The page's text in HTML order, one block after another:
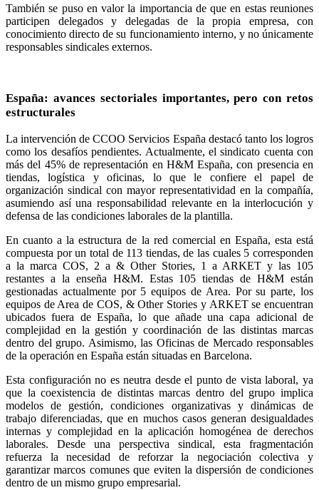
También se puso en valor la importancia de que en estas reuniones
participen delegados y delegadas de la propia empresa, con
conocimiento directo de su funcionamiento interno, y no únicamente
responsables sindicales externos.
España: avances sectoriales importantes, pero con retos
estructurales
La intervención de CCOO Servicios España destacó tanto los logros
como los desafíos pendientes. Actualmente, el sindicato cuenta con
más del 45% de representación en H&M España, con presencia en
tiendas, logística y oficinas, lo que le confiere el papel de
organización sindical con mayor representatividad en la compañía,
asumiendo así una responsabilidad relevante en la interlocución y
defensa de las condiciones laborales de la plantilla.
En cuanto a la estructura de la red comercial en España, esta está
compuesta por un total de 113 tiendas, de las cuales 5 corresponden
a la marca COS, 2 a & Other Stories, 1 a ARKET y las 105
restantes a la enseña H&M. Estas 105 tiendas de H&M están
gestionadas actualmente por 5 equipos de Area. Por su parte, los
equipos de Area de COS, & Other Stories y ARKET se encuentran
ubicados fuera de España, lo que añade una capa adicional de
complejidad en la gestión y coordinación de las distintas marcas
dentro del grupo. Asimismo, las Oficinas de Mercado responsables
de la operación en España están situadas en Barcelona.
Esta configuración no es neutra desde el punto de vista laboral, ya
que la coexistencia de distintas marcas dentro del grupo implica
modelos de gestión, condiciones organizativas y dinámicas de
trabajo diferenciadas, que en muchos casos generan desigualdades
internas y complejidad en la aplicación homogénea de derechos
laborales. Desde una perspectiva sindical, esta fragmentación
refuerza la necesidad de reforzar la negociación colectiva y
garantizar marcos comunes que eviten la dispersión de condiciones
dentro de un mismo grupo empresarial.